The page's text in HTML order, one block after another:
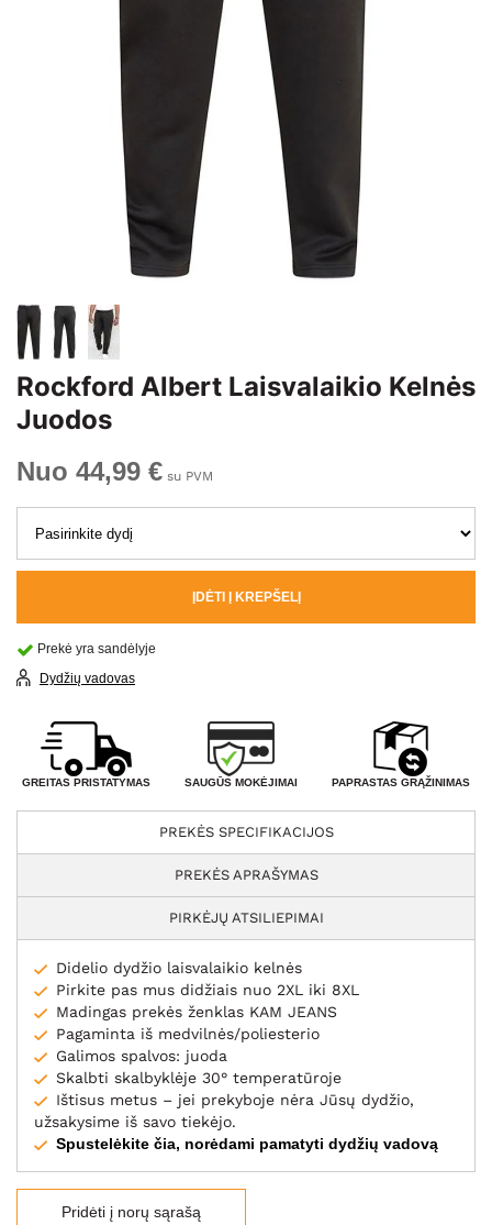
Rockford Albert Laisvalaikio Kelnės
Juodos
Nuo 44,99 € su PVM
ĮDĖTI Į KREPŠELĮ
Prekė yra sandėlyje
Dydžių vadovas
GREITAS PRISTATYMAS SAUGŪS MOKĖJIMAI PAPRASTAS GRĄŽINIMAS
PREKĖS SPECIFIKACIJOS
PREKĖS APRAŠYMAS
PIRKĖJŲ ATSILIEPIMAI
Didelio dydžio laisvalaikio kelnės
Pirkite pas mus didžiais nuo 2XL iki 8XL
Madingas prekės ženklas KAM JEANS
Pagaminta iš medvilnės/poliesterio
Galimos spalvos: juoda
Skalbti skalbyklėje 30° temperatūroje
Ištisus metus – jei prekyboje nėra Jūsų dydžio,
užsakysime iš savo tiekėjo.
Spustelėkite čia, norėdami pamatyti dydžių vadovą
Pridėti į norų sąrašą